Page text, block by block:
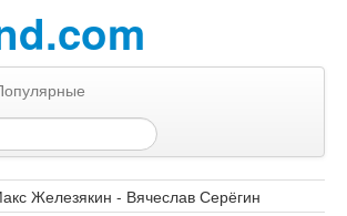
Железякин - Вячеслав Серёгин